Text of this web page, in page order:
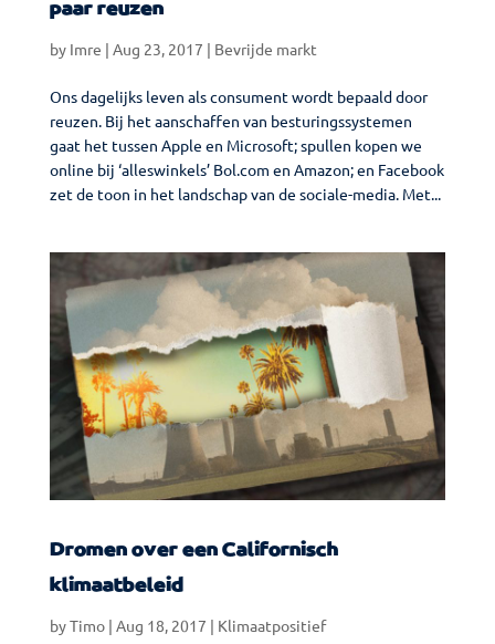
paar reuzen
by Imre | Aug 23, 2017 | Bevrijde markt
Ons dagelijks leven als consument wordt bepaald door
reuzen. Bij het aanschaffen van besturingssystemen
gaat het tussen Apple en Microsoft; spullen kopen we
online bij ‘alleswinkels’ Bol.com en Amazon; en Facebook
zet de toon in het landschap van de sociale-media. Met...
Dromen over een Californisch
klimaatbeleid
byTimo| Aug 18, 2017 | Klimaatpositief